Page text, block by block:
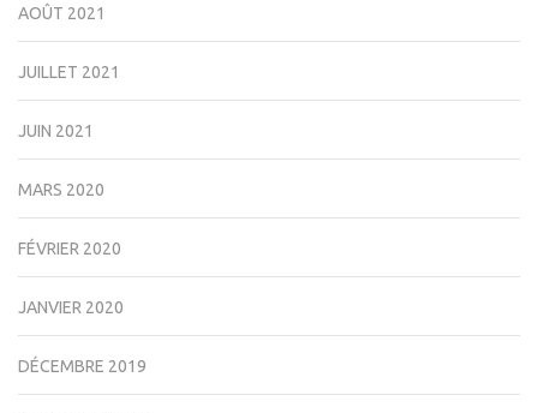
AOÛT 2021
JUILLET 2021
JUIN 2021
MARS 2020
FÉVRIER 2020
JANVIER 2020
DÉCEMBRE 2019